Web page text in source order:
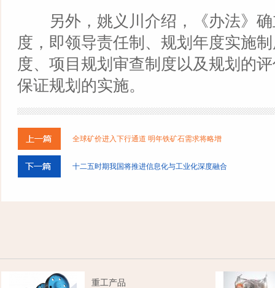
另外，姚义川介绍，《办法》确
度，即领导责任制、规划年度实施
度、项目规划审查制度以及规划的
保证规划的实施。
全球矿价进入下行通道 明年铁矿石需求将略增
十二五时期我国将推进信息化与工业化深度融合
重工产品